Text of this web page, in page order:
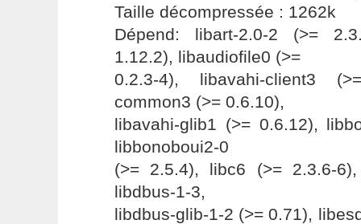
Taille décompressée : 1262k
Dépend: libart-2.0-2 (>=
1.12.2), libaudiofile0 (>=
0.2.3-4), libavahi-client3
common3 (>= 0.6.10),
libavahi-glib1 (>= 0.6.12),
libbonoboui2-0
(>= 2.5.4), libc6 (>= 2.3.6-
libdbus-1-3,
libdbus-glib-1-2 (>= 0.71),